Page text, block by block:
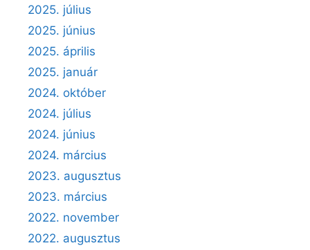
2025. július
2025. június
2025. április
2025. január
2024. október
2024. július
2024. június
2024. március
2023. augusztus
2023. március
2022. november
2022. augusztus